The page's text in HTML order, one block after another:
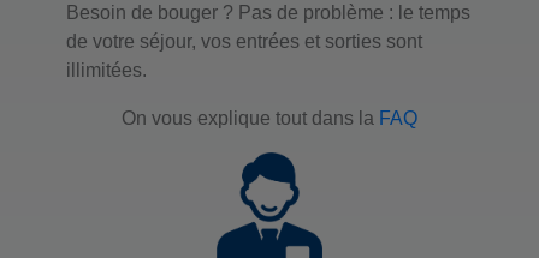
Besoin de bouger ? Pas de problème : le temps
de votre séjour, vos entrées et sorties sont
illimitées.
On vous explique tout dans la FAQ